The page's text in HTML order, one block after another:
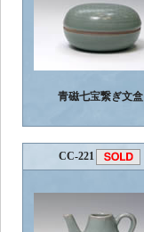
青磁七宝繋ぎ文盒
CC-221